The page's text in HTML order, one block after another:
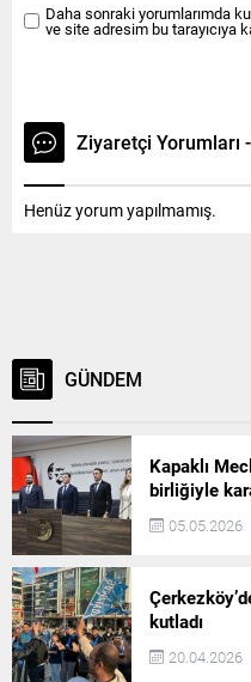
Daha sonraki yorumlarımda
ve site adresim bu tarayıcıya
Ziyaretçi Yorumları
Henüz yorum yapılmamış.
GÜNDEM
Kapaklı
birliğiyle
05.05.2026
kutladı
20.04.2026